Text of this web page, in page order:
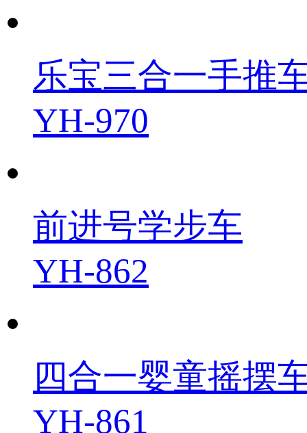
乐宝三合一手推
YH-970
前进号学步车
YH-862
四合一婴童摇摆
YH-861